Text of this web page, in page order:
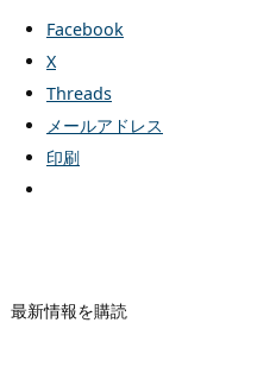
Facebook
X
Threads
メールアドレス
印刷
最新情報を購読